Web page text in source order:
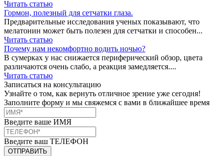
Читать статью
Гормон, полезный для сетчатки глаза.
Предварительные исследования ученых показывают, что
мелатонин может быть полезен для сетчатки и способен...
Читать статью
Почему нам некомфортно водить ночью?
В сумерках у нас снижается периферический обзор, цвета
различаются очень слабо, а реакция замедляется....
Читать статью
Записаться на консультацию
Узнайте о том, как вернуть отличное зрение уже сегодня!
Заполните форму и мы свяжемся с вами в ближайшее время
Введите ваше ИМЯ
Введите ваш ТЕЛЕФОН